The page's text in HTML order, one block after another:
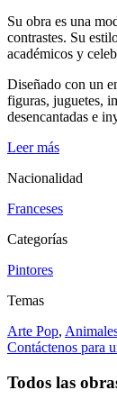
Su obra es una
contrastes. Su
académicos y
Diseñado con un
figuras, juguetes,
desencantadas e
Leer más
Nacionalidad
Franceses
Categorías
Pintores
Temas
Arte Pop,
Contáctenos para
Todos las